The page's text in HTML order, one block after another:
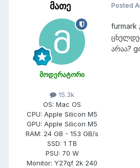
მათე
მოდერატორი
15.3k
OS: Mac OS
CPU: Apple Silicon M5
GPU: Apple Silicon M5
RAM: 24 GB - 153 GB/s
SSD: 1 TB
PSU: 70 W
Monitor: Y27qf 2k 240
Posted
furmark
არაა?